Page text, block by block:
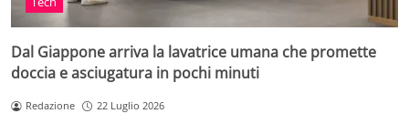
Dal Giappone arriva la lavatrice umana che promette
doccia e asciugatura in pochi minuti
Redazione 22 Luglio 2026